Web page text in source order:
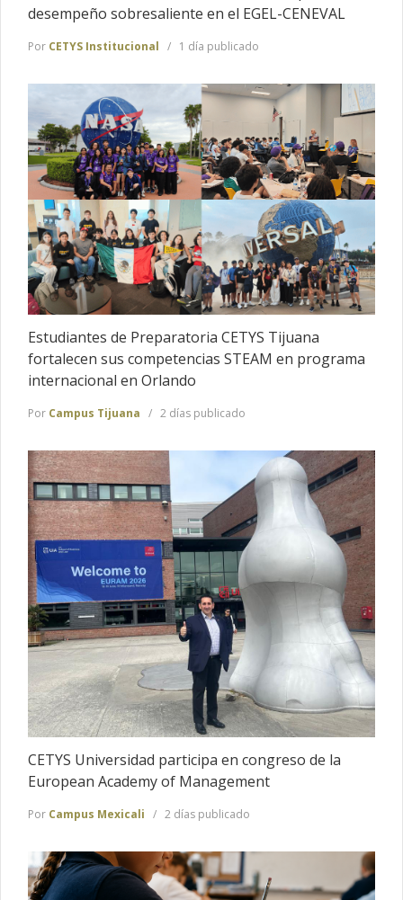
desempeño sobresaliente en el EGEL-CENEVAL
Por CETYS Institucional 1 día publicado
Estudiantes de Preparatoria CETYS Tijuana
fortalecen sus competencias STEAM en programa
internacional en Orlando
Por Campus Tijuana 2 días publicado
CETYS Universidad participa en congreso de la
European Academy of Management
Por Campus Mexicali 2 días publicado